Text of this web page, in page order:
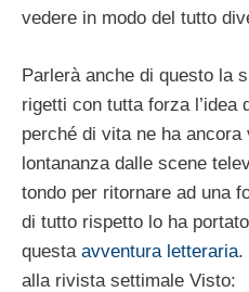
vedere in modo del tutto
Parlerà anche di questo la
rigetti con tutta forza l’idea
perché di vita ne ha ancora
lontananza dalle scene
tondo per ritornare ad una
di tutto rispetto lo ha
questa avventura letteraria.
alla rivista settimale Visto: